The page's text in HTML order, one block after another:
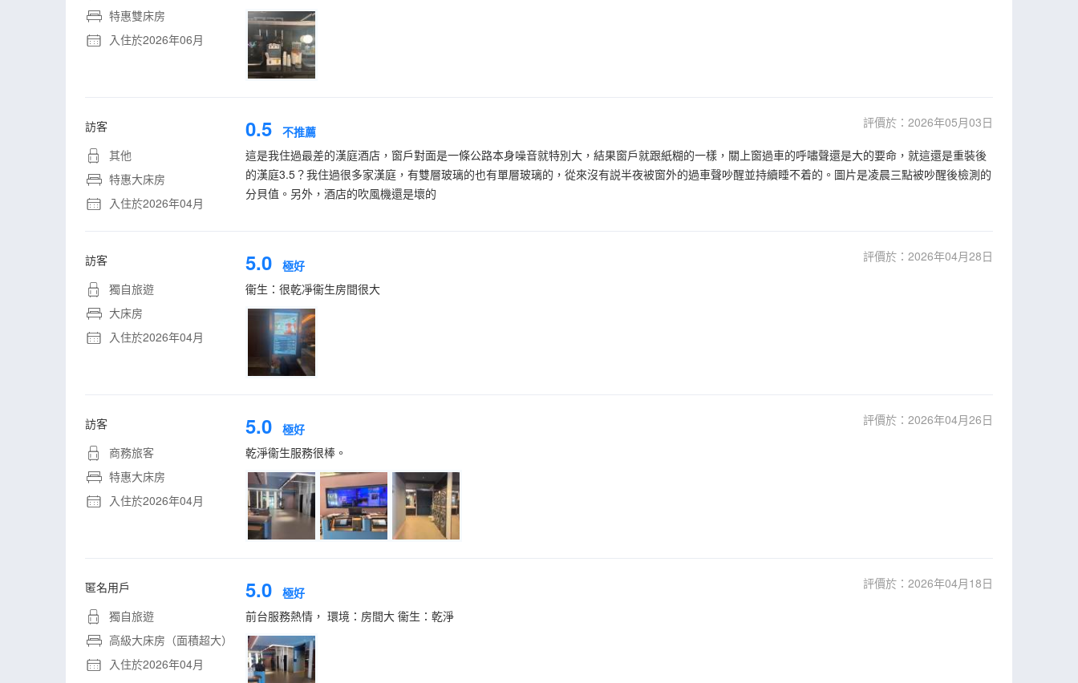
特惠雙床房
入住於2026年06月
訪客
其他
特惠大床房
入住於2026年04月
0.5 不推薦
評價於：2026年05月03日
這是我住過最差的漢庭酒店，窗戶對面是一條公路本身噪音就特別大，結果窗戶就跟紙糊的一樣，關上窗過車的呼嘯聲還是大的要命，就這還是重裝後
的漢庭3.5？我住過很多家漢庭，有雙層玻璃的也有單層玻璃的，從來沒有説半夜被窗外的過車聲吵醒並持續睡不着的。圖片是凌晨三點被吵醒後檢測的
分貝值。另外，酒店的吹風機還是壞的
訪客
獨自旅遊
大床房
入住於2026年04月
5.0 極好
評價於：2026年04月28日
衞生：很乾凈衞生房間很大
訪客
商務旅客
特惠大床房
入住於2026年04月
5.0 極好
評價於：2026年04月26日
乾淨衞生服務很棒。
匿名用戶
獨自旅遊
高級大床房（面積超大）
入住於2026年04月
5.0 極好
評價於：2026年04月18日
前台服務熱情， 環境：房間大 衞生：乾淨